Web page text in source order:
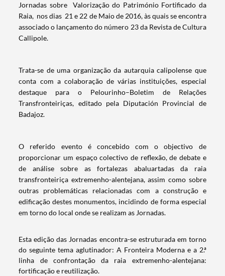
Jornadas sobre Valorização do Património Fortificado da
Raia, nos dias 21 e 22 de Maio de 2016, às quais se encontra
associado o lançamento do número 23 da Revista de Cultura
Callipole.
Trata-se de uma organização da autarquia calipolense que
conta com a colaboração de várias instituições, especial
destaque para o Pelourinho–Boletim de Relações
Transfronteiriças, editado pela Diputación Provincial de
Badajoz.
O referido evento é concebido com o objectivo de
proporcionar um espaço colectivo de reflexão, de debate e
de análise sobre as fortalezas abaluartadas da raia
transfronteiriça extremenho-alentejana, assim como sobre
outras problemáticas relacionadas com a construção e
edificação destes monumentos, incidindo de forma especial
em torno do local onde se realizam as Jornadas.
Esta edição das Jornadas encontra-se estruturada em torno
do seguinte tema aglutinador: A Fronteira Moderna e a 2.ª
linha de confrontação da raia extremenho-alentejana:
fortificação e reutilização.